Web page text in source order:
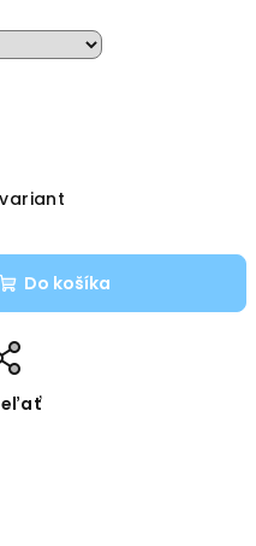
Do košíka